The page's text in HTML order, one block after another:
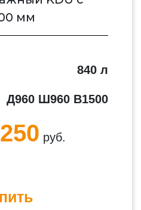
мм
840 л
Д960 Ш960 В1500
руб.